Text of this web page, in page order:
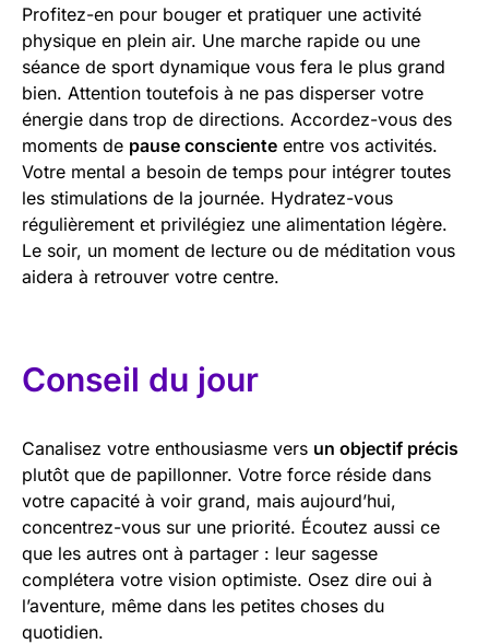
Profitez-en pour bouger et pratiquer une activité
physique en plein air. Une marche rapide ou une
séance de sport dynamique vous fera le plus grand
bien. Attention toutefois à ne pas disperser votre
énergie dans trop de directions. Accordez-vous des
moments de pause consciente entre vos activités.
Votre mental a besoin de temps pour intégrer toutes
les stimulations de la journée. Hydratez-vous
régulièrement et privilégiez une alimentation légère.
Le soir, un moment de lecture ou de méditation vous
aidera à retrouver votre centre.
Conseil du jour
Canalisez votre enthousiasme vers un objectif précis
plutôt que de papillonner. Votre force réside dans
votre capacité à voir grand, mais aujourd’hui,
concentrez-vous sur une priorité. Écoutez aussi ce
que les autres ont à partager : leur sagesse
complétera votre vision optimiste. Osez dire oui à
l’aventure, même dans les petites choses du
quotidien.